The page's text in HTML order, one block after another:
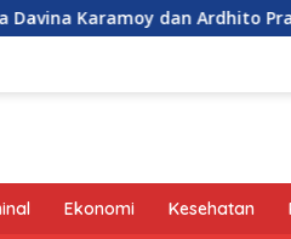
dan Ardhito Pramono?
Ekonomi Kesehatan